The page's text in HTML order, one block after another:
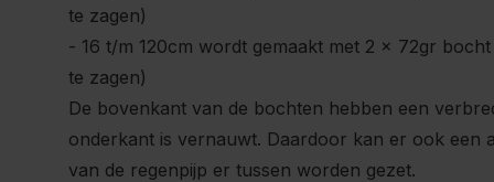
te zagen)
- 16 t/m 120cm wordt gemaakt met 2 x 72gr
te zagen)
De bovenkant van de bochten hebben een
onderkant is vernauwt. Daardoor kan er ook een
van de regenpijp er tussen worden gezet.